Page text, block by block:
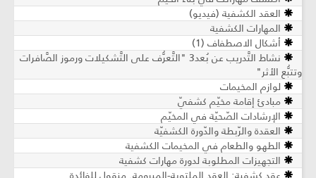
العقد الكشفية (فيديو)
المهارات الكشفية
أشكال الاصطفاف (1)
نشاط التَّدريب عن بُعد3 "التَّعرُّف على التَّشكيلات ورموز الصَّافرات
وتتبُّع الأثر"
لوازم المخيمات
مبادئ إقامة مخيّم كشفيّ
الإرشادات الصّحيّة في المخيّم
العقدة والرّبطة والدّورة الكشفيّة
الطهو والطعام في المخيمات الكشفية
التجهيزات المطلوبة لدورة مهارات كشفية